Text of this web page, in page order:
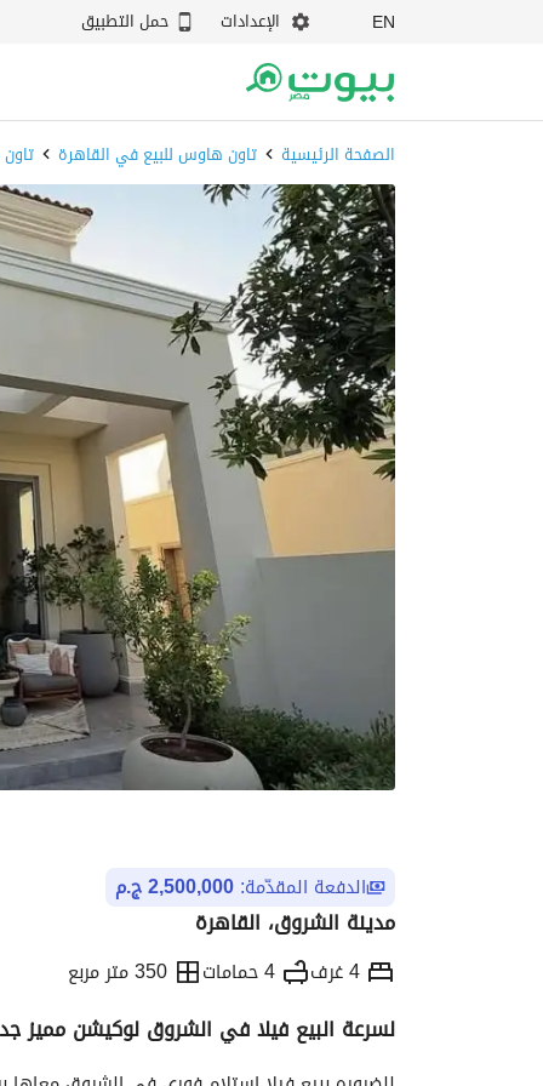
EN الإعدادات حمل التطبيق
الصفحة الرئيسية تاون هاوس للبيع في القاهرة
الدفعة المقدّمة: 2,500,000 ج.م
مدينة الشروق، القاهرة
4 غرف 4 حمامات 350 متر مربع
الاتجاهات والمؤشرات
لسرعة البيع فيلا في الشروق لوكيشن مميز